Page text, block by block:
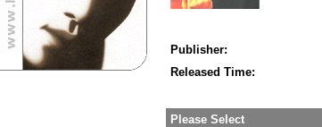
Publisher:
Released Time:
Please Select